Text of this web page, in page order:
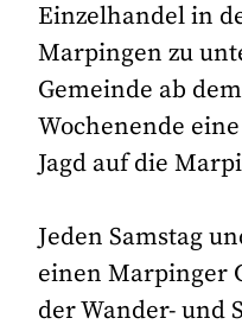
Einzelhandel in
Marpingen zu
Gemeinde ab
Wochenende
Jagd auf die
Jeden Samstag
einen Marpinger
der Wander- und